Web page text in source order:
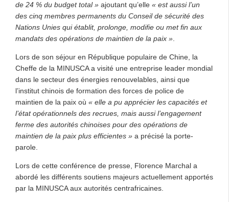
de 24 % du budget total » ajoutant qu’elle « est aussi l’un
des cinq membres permanents du Conseil de sécurité des
Nations Unies qui établit, prolonge, modifie ou met fin aux
mandats des opérations de maintien de la paix ».
Lors de son séjour en République populaire de Chine, la
Cheffe de la MINUSCA a visité une entreprise leader mondial
dans le secteur des énergies renouvelables, ainsi que
l’institut chinois de formation des forces de police de
maintien de la paix où « elle a pu apprécier les capacités et
l’état opérationnels des recrues, mais aussi l’engagement
ferme des autorités chinoises pour des opérations de
maintien de la paix plus efficientes » a précisé la porte-
parole.
Lors de cette conférence de presse, Florence Marchal a
abordé les différents soutiens majeurs actuellement apportés
par la MINUSCA aux autorités centrafricaines.